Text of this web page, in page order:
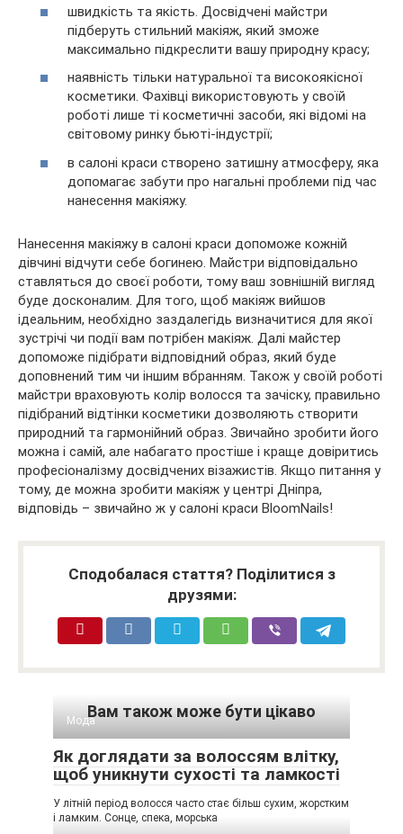
швидкість та якість. Досвідчені майстри
підберуть стильний макіяж, який зможе
максимально підкреслити вашу природну красу;
наявність тільки натуральної та високоякісної
косметики. Фахівці використовують у своїй
роботі лише ті косметичні засоби, які відомі на
світовому ринку бьюті-індустрії;
в салоні краси створено затишну атмосферу, яка
допомагає забути про нагальні проблеми під час
нанесення макіяжу.
Нанесення макіяжу в салоні краси допоможе кожній
дівчині відчути себе богинею. Майстри відповідально
ставляться до своєї роботи, тому ваш зовнішній вигляд
буде досконалим. Для того, щоб макіяж вийшов
ідеальним, необхідно заздалегідь визначитися для якої
зустрічі чи події вам потрібен макіяж. Далі майстер
допоможе підібрати відповідний образ, який буде
доповнений тим чи іншим вбранням. Також у своїй роботі
майстри враховують колір волосся та зачіску, правильно
підібраний відтінки косметики дозволяють створити
природний та гармонійний образ. Звичайно зробити його
можна і самій, але набагато простіше і краще довіритись
професіоналізму досвідчених візажистів. Якщо питання у
тому, де можна зробити макіяж у центрі Дніпра,
відповідь – звичайно ж у салоні краси BloomNails!
Сподобалася стаття? Поділитися з
друзями:
Вам також може бути цікаво
Мода
Як доглядати за волоссям влітку,
щоб уникнути сухості та ламкості
У літній період волосся часто стає більш сухим, жорстким
і ламким. Сонце, спека, морська